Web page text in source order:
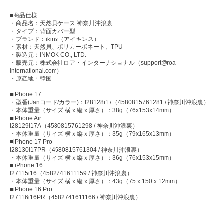
■商品仕様
・商品名：天然貝ケース 神奈川沖浪裏
・タイプ：背面カバー型
・ブランド：ikins（アイキンス）
・素材：天然貝、ポリカーボネート、TPU
・製造元：INMOK CO., LTD.
・販売元：株式会社ロア・インターナショナル（support@roa-
international.com）
・原産地：韓国
■iPhone 17
・型番(Janコード/カラー)：I28128i17（4580815761281 / 神奈川沖浪裏）
・本体重量（サイズ 横ｘ縦ｘ厚さ）：38g（76x153x14mm）
■iPhone Air
I28129i17A（4580815761298 / 神奈川沖浪裏）
・本体重量（サイズ 横ｘ縦ｘ厚さ）：35g（79x165x13mm）
■iPhone 17 Pro
I28130i17PR（4580815761304 / 神奈川沖浪裏）
・本体重量（サイズ 横ｘ縦ｘ厚さ）：36g（76x153x15mm）
■ iPhone 16
I27115i16（4582741611159 / 神奈川沖浪裏）
・本体重量（サイズ 横ｘ縦ｘ厚さ）：43g（75ｘ150ｘ12mm）
■iPhone 16 Pro
I27116i16PR（4582741611166 / 神奈川沖浪裏）